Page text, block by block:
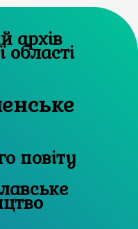
архів
області
повіту